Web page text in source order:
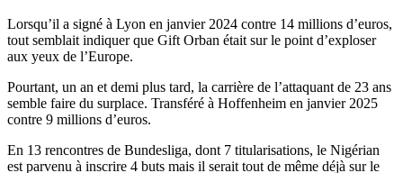
Lorsqu’il a signé à Lyon en janvier 2024 contre 14 millions d’euros,
tout semblait indiquer que Gift Orban était sur le point d’exploser
aux yeux de l’Europe.
Pourtant, un an et demi plus tard, la carrière de l’attaquant de 23 ans
semble faire du surplace. Transféré à Hoffenheim en janvier 2025
contre 9 millions d’euros.
En 13 rencontres de Bundesliga, dont 7 titularisations, le Nigérian
est parvenu à inscrire 4 buts mais il serait tout de même déjà sur le